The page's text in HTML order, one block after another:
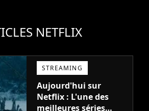
NETFLIX
STREAMING
Aujourd'hui sur
Netflix : L'une des
meilleures séries